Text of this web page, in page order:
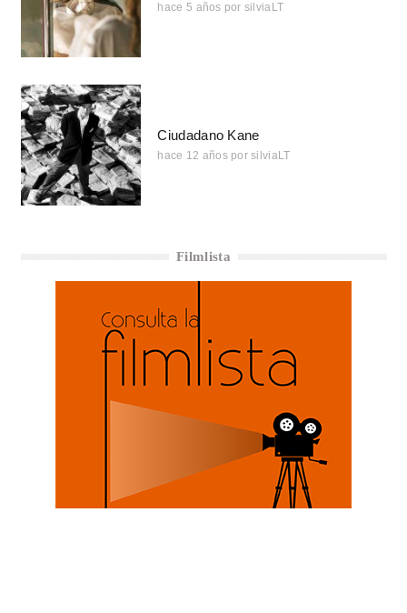
hace 5 años por silviaLT
Ciudadano Kane
hace 12 años por silviaLT
Filmlista